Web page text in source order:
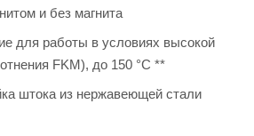
и без магнита
для работы в условиях высокой
FKM), до 150 °C **
штока из нержавеющей стали